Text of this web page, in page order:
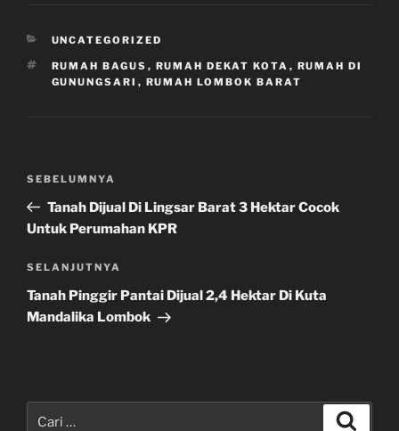
KATEGORI
UNCATEGORIZED
TAG
RUMAH BAGUS , RUMAH DEKAT KOTA , RUMAH DI
GUNUNGSARI , RUMAH LOMBOK BARAT
Pos
Sebelumnya
SEBELUMNYA
Tanah Dijual Di Lingsar Barat 3 Hektar Cocok
Untuk Perumahan KPR
Pos
Selanjutnya
SELANJUTNYA
Tanah Pinggir Pantai Dijual 2,4 Hektar Di Kuta
Mandalika Lombok